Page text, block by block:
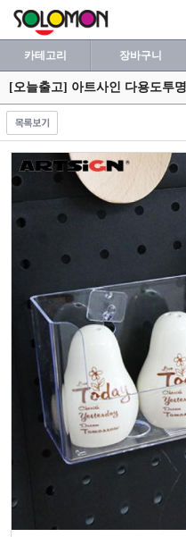
카테고리 장바구니
[오늘출고] 아트사인 다용도투